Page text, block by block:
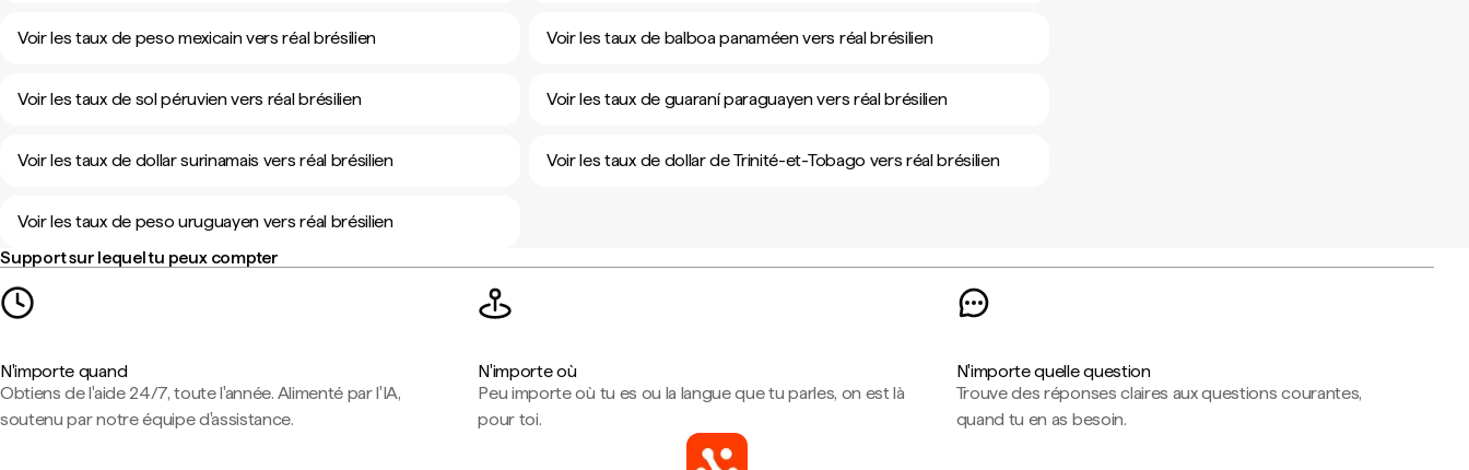
Voir les taux de peso mexicain vers réal brésilien Voir les taux de balboa panaméen vers réal brésilien
Voir les taux de sol péruvien vers réal brésilien Voir les taux de guaraní paraguayen vers réal brésilien
Voir les taux de dollar surinamais vers réal brésilien Voir les taux de dollar de Trinité-et-Tobago vers réal brésilien
Voir les taux de peso uruguayen vers réal brésilien
Support sur lequel tu peux compter
N'importe quand
Obtiens de l'aide 24/7, toute l'année. Alimenté par l'IA,
soutenu par notre équipe d'assistance.
N'importe où
Peu importe où tu es ou la langue que tu parles, on est là
pour toi.
N'importe quelle question
Trouve des réponses claires aux questions courantes,
quand tu en as besoin.